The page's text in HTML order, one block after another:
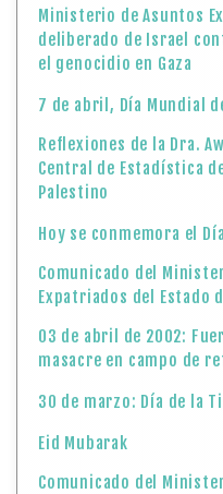
Ministerio de Asuntos
deliberado de Israel
el genocidio en Gaza
7 de abril, Día Mundial
Reflexiones de la Dra.
Central de Estadística
Palestino
Hoy se conmemora el
Comunicado del
Expatriados del Estado
03 de abril de 2002:
masacre en campo de
30 de marzo: Día de la
Eid Mubarak
Comunicado del